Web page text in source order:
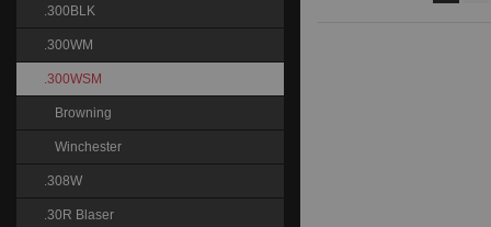
.300BLK
.300WM
.300WSM
Browning
Winchester
.308W
.30R Blaser